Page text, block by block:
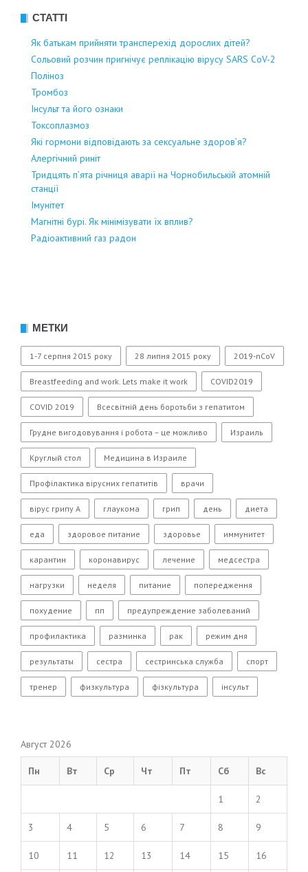
СТАТТІ
Як батькам прийняти трансперехід дорослих дітей?
Сольовий розчин пригнічує реплікацію вірусу SARS CoV-2
Поліноз
Тромбоз
Інсульт та його ознаки
Токсоплазмоз
Які гормони відповідають за сексуальне здоров’я?
Алергічний риніт
Тридцять п’ята річниця аварії на Чорнобильській атомній
станції
Імунітет
Магнітні бурі. Як мінімізувати їх вплив?
Радіоактивний газ радон
МЕТКИ
1-7 серпня 2015 року 28 липня 2015 року 2019-nCoV
Breastfeeding and work. Lets make it work COVID2019
COVID 2019 Всесвітній день боротьби з гепатитом
Грудне вигодовування і робота – це можливо Израиль
Круглый стол Медицина в Израиле
Профілактика вірусних гепатитів врачи
вірус грипу А глаукома грип день диета
еда здоровое питание здоровье иммунитет
карантин коронавирус лечение медсестра
нагрузки неделя питание попередження
похудение пп предупреждение заболеваний
профилактика разминка рак режим дня
результаты сестра сестринська служба спорт
тренер физкультура фізкультура інсульт
Август 2026
Пн Вт Ср Чт Пт Сб Вс
1 2
3 4 5 6 7 8 9
10 11 12 13 14 15 16